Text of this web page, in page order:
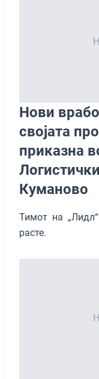
Нови
својата
приказна
Куманово
Тимот на
расте.